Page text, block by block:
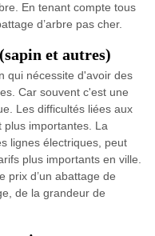
En tenant compte tous
d’arbre pas cher.
et autres)
qui nécessite d'avoir des
Car souvent c'est une
Les difficultés liées aux
plus importantes. La
lignes électriques, peut
plus importants en ville.
prix d’un abattage de
de la grandeur de